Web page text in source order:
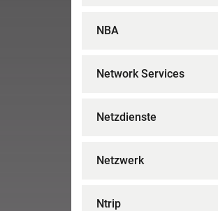
NBA
Network Services
Netzdienste
Netzwerk
Ntrip